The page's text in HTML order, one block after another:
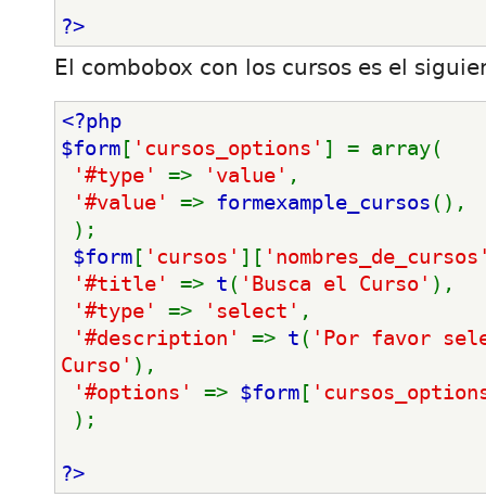
?>
El combobox con los cursos es el
<?php
$form [ 'cursos_options' ] = array(
'#type' => 'value' ,
'#value' => formexample_cursos (),
);
$form [ 'cursos' ][
'#title' => t ( 'Busca el Curso' ),
'#type' => 'select' ,
'#description' => t ( 'Por favor
Curso' ),
'#options' => $form [
);
?>